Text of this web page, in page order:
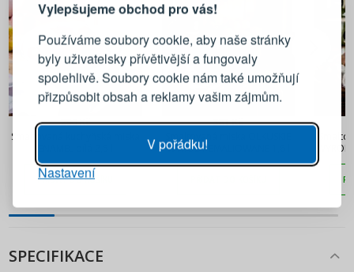
Vylepšujeme obchod pro vás!
Používáme soubory cookie, aby naše stránky
byly uživatelsky přívětivější a fungovaly
spolehlivě. Soubory cookie nám také umožňují
přizpůsobit obsah a reklamy vašim zájmům.
V pořádku!
Nastavení
296 Kč
Smaltovaná kuchyňská miska
PŘIDAT DO KOŠÍKU
381 Kč
Smaltovaná miska OLKUSKIE
WYROBY EMALIOWANE 1,6 l
SPECIFIKACE
Přihlaste se ke svému účtu
Emailová adresa
PŘIHLÁSIT SE
Připomenutí hesla